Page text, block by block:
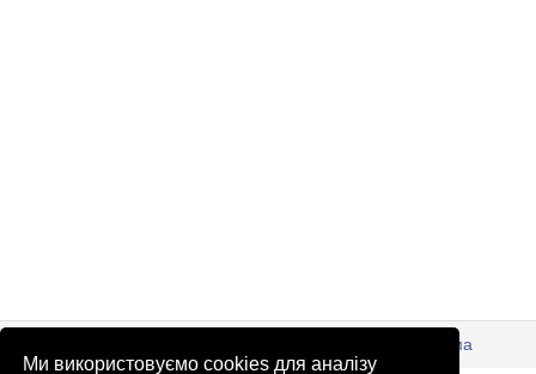
Ми використовуємо cookies для аналізу
Реклама